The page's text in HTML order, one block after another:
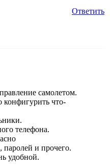
Ответить
самолетом.
конфигурить что-
телефона.
и прочего.
удобной.